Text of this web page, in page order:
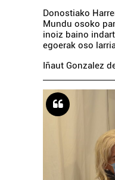
Donostiako
Mundu osoko
inoiz baino
egoerak oso
Iñaut Gonzalez